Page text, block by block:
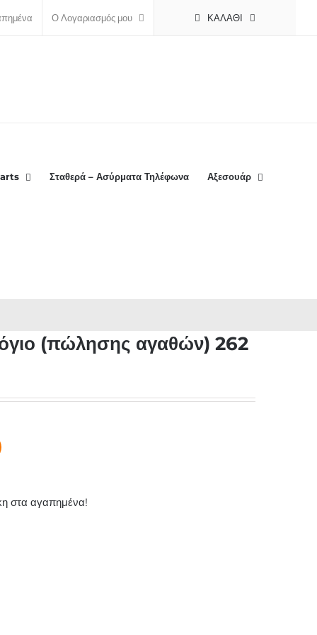
Ο Λογαριασμός μου ΚΑΛΆΘΙ
Σταθερά – Ασύρματα Τηλέφωνα Αξεσουάρ
(πώλησης αγαθών) 262
στα αγαπημένα!